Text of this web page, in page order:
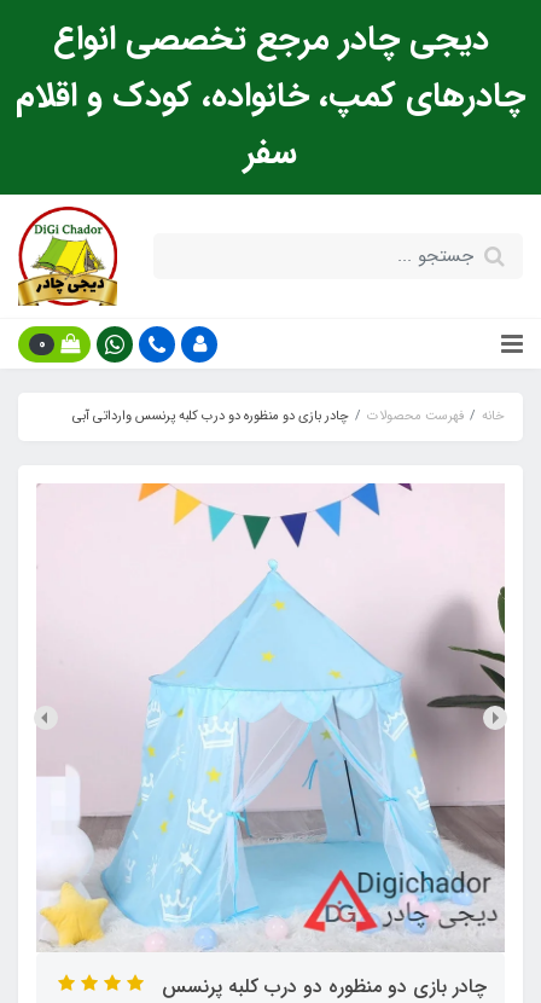
دیجی چادر مرجع تخصصی انواع
چادرهای کمپ، خانواده، کودک و اقلام
سفر
0
خانه فهرست محصولات چادر بازی دو منظوره دو درب کلبه پرنسس وارداتی آبی
چادر بازی دو منظوره دو درب کلبه پرنسس